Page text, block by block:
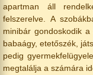
apartman áll
felszerelve. A
minibár gondoskodik a
babaágy, etetőszék,
pedig
megtalálja a számára